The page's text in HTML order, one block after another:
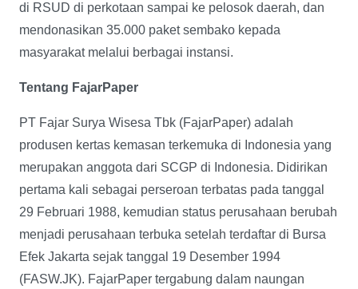
di RSUD di perkotaan sampai ke pelosok daerah, dan
mendonasikan 35.000 paket sembako kepada
masyarakat melalui berbagai instansi.
Tentang FajarPaper
PT Fajar Surya Wisesa Tbk (FajarPaper) adalah
produsen kertas kemasan terkemuka di Indonesia yang
merupakan anggota dari SCGP di Indonesia. Didirikan
pertama kali sebagai perseroan terbatas pada tanggal
29 Februari 1988, kemudian status perusahaan berubah
menjadi perusahaan terbuka setelah terdaftar di Bursa
Efek Jakarta sejak tanggal 19 Desember 1994
(FASW.JK). FajarPaper tergabung dalam naungan